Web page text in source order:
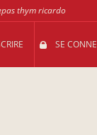
thym ricardo
SE